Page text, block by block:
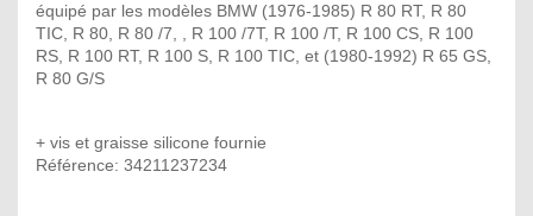
équipé par les modèles BMW (1976-1985) R 80 RT, R 80
TIC, R 80, R 80 /7, , R 100 /7T, R 100 /T, R 100 CS, R 100
RS, R 100 RT, R 100 S, R 100 TIC, et (1980-1992) R 65 GS,
R 80 G/S
+ vis et graisse silicone fournie
Référence: 34211237234